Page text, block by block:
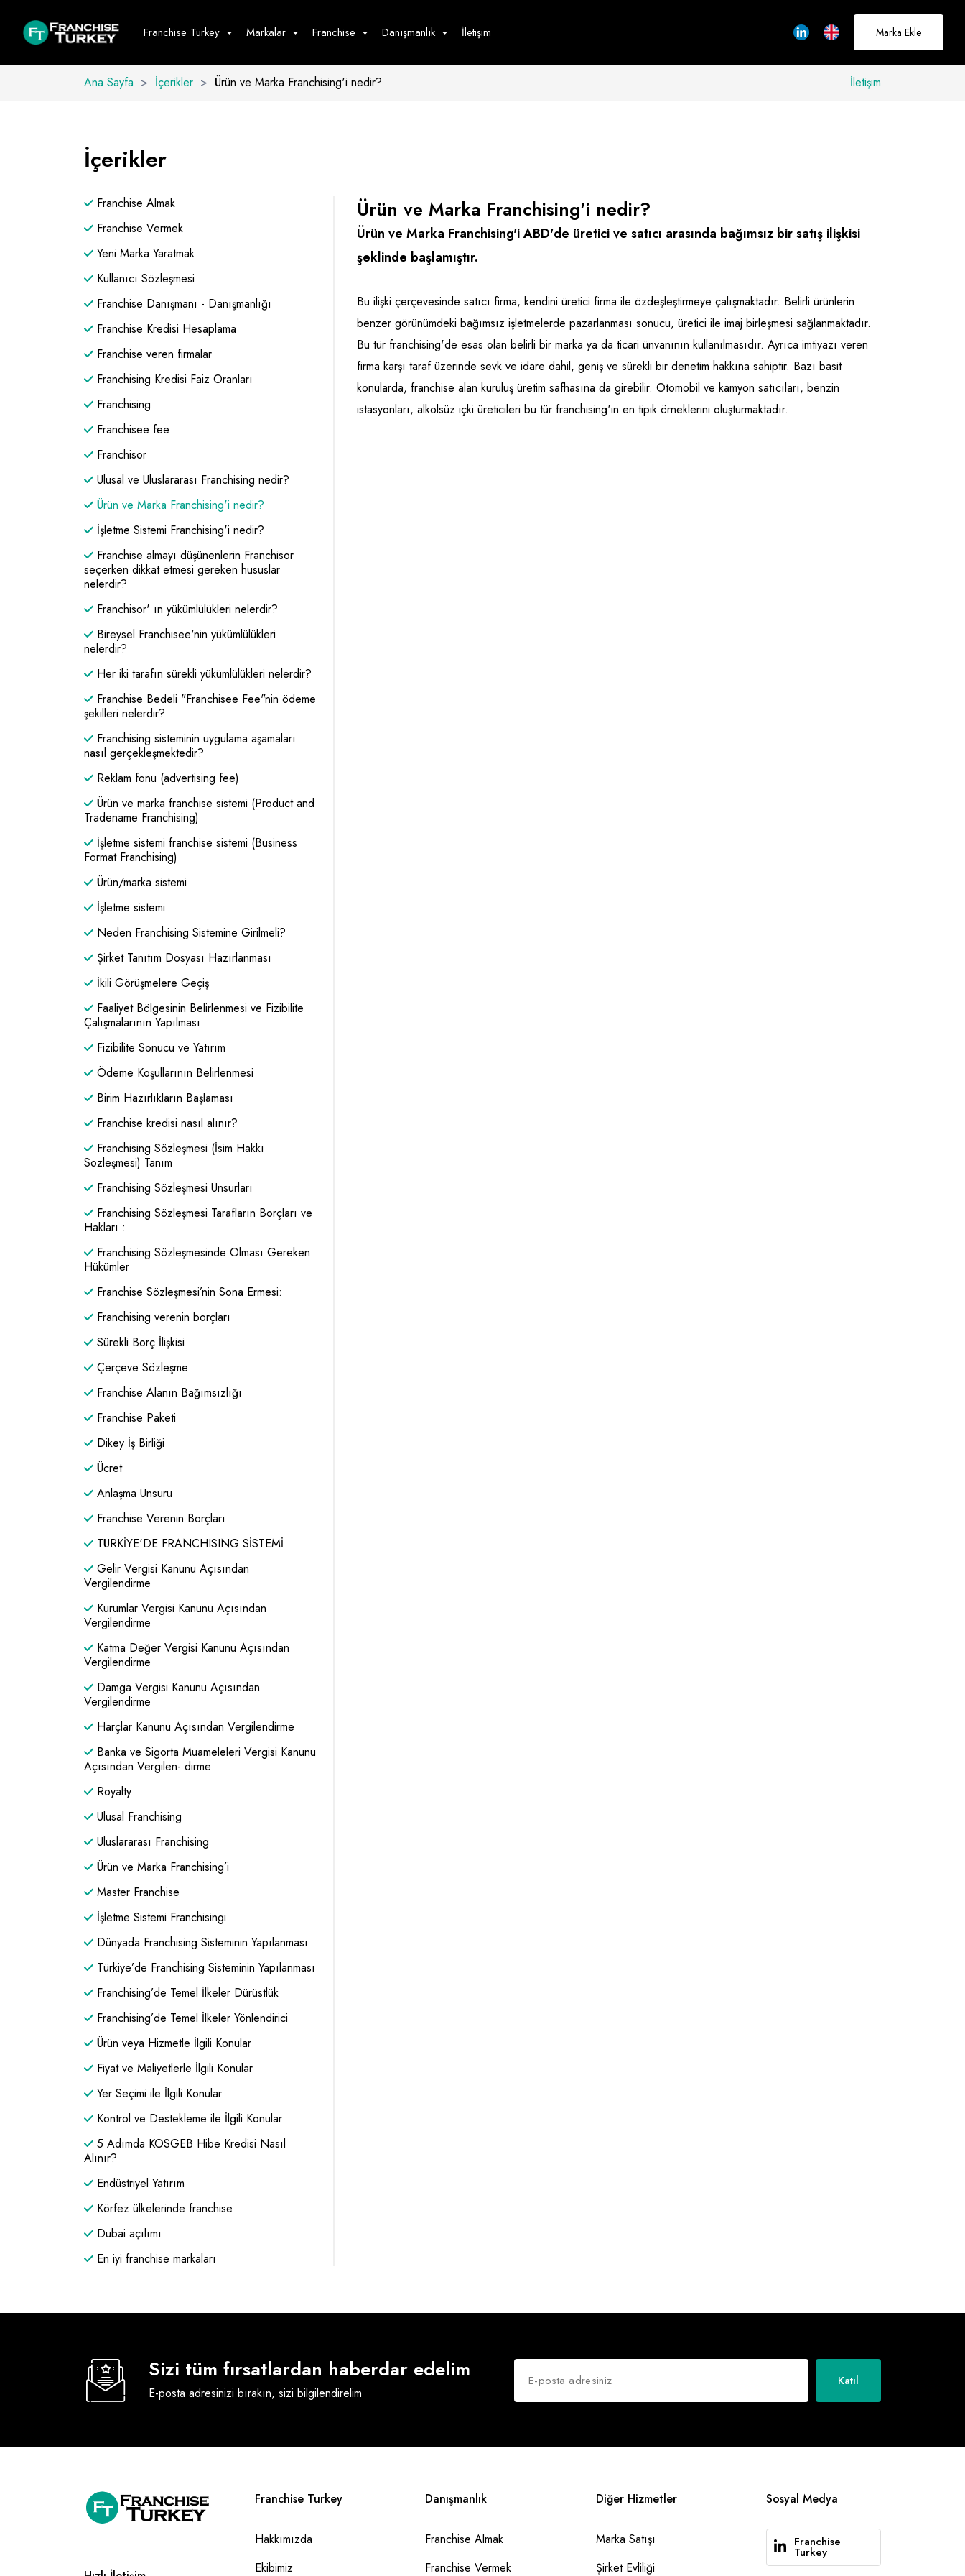
Franchise Turkey Markalar
Yiyecek - İçecek
dönüştürmek için
buradayız
Franchise Danışmanlık İletişim Marka Ekle
Ana Sayfa > İçerikler > Ürün ve Marka Franchising'i nedir? İletişim
İçerikler
Franchise Almak
Franchise Vermek
Yeni Marka Yaratmak
Kullanıcı Sözleşmesi
Franchise Danışmanı - Danışmanlığı
Franchise Kredisi Hesaplama
Franchise veren firmalar
Franchising Kredisi Faiz Oranları
Franchising
Franchisee fee
Franchisor
Ulusal ve Uluslararası Franchising nedir?
Ürün ve Marka Franchising'i nedir?
İşletme Sistemi Franchising'i nedir?
Franchise almayı düşünenlerin Franchisor
seçerken dikkat etmesi gereken hususlar
nelerdir?
Franchisor' ın yükümlülükleri nelerdir?
Bireysel Franchisee'nin yükümlülükleri
nelerdir?
Her iki tarafın sürekli yükümlülükleri nelerdir?
Franchise Bedeli "Franchisee Fee"nin ödeme
şekilleri nelerdir?
Franchising sisteminin uygulama aşamaları
nasıl gerçekleşmektedir?
Reklam fonu (advertising fee)
Ürün ve marka franchise sistemi (Product and
Tradename Franchising)
İşletme sistemi franchise sistemi (Business
Format Franchising)
Ürün/marka sistemi
İşletme sistemi
Neden Franchising Sistemine Girilmeli?
Şirket Tanıtım Dosyası Hazırlanması
İkili Görüşmelere Geçiş
Faaliyet Bölgesinin Belirlenmesi ve Fizibilite
Çalışmalarının Yapılması
Fizibilite Sonucu ve Yatırım
Ödeme Koşullarının Belirlenmesi
Birim Hazırlıkların Başlaması
Franchise kredisi nasıl alınır?
Franchising Sözleşmesi (İsim Hakkı
Sözleşmesi) Tanım
Franchising Sözleşmesi Unsurları
Franchising Sözleşmesi Tarafların Borçları ve
Hakları :
Franchising Sözleşmesinde Olması Gereken
Hükümler
Franchise Sözleşmesi’nin Sona Ermesi:
Franchising verenin borçları
Sürekli Borç İlişkisi
Çerçeve Sözleşme
Franchise Alanın Bağımsızlığı
Franchise Paketi
Dikey İş Birliği
Ücret
Anlaşma Unsuru
Franchise Verenin Borçları
TÜRKİYE'DE FRANCHISING SİSTEMİ
Gelir Vergisi Kanunu Açısından
Vergilendirme
Kurumlar Vergisi Kanunu Açısından
Vergilendirme
Katma Değer Vergisi Kanunu Açısından
Vergilendirme
Damga Vergisi Kanunu Açısından
Vergilendirme
Harçlar Kanunu Açısından Vergilendirme
Banka ve Sigorta Muameleleri Vergisi Kanunu
Açısından Vergilen- dirme
Royalty
Ulusal Franchising
Uluslararası Franchising
Ürün ve Marka Franchising’i
Master Franchise
İşletme Sistemi Franchisingi
Dünyada Franchising Sisteminin Yapılanması
Türkiye’de Franchising Sisteminin Yapılanması
Franchising’de Temel İlkeler Dürüstlük
Franchising’de Temel İlkeler Yönlendirici
Ürün veya Hizmetle İlgili Konular
Fiyat ve Maliyetlerle İlgili Konular
Yer Seçimi ile İlgili Konular
Kontrol ve Destekleme ile İlgili Konular
5 Adımda KOSGEB Hibe Kredisi Nasıl
Alınır?
Endüstriyel Yatırım
Körfez ülkelerinde franchise
Dubai açılımı
En iyi franchise markaları
Ürün ve Marka Franchising'i nedir?
Ürün ve Marka Franchising'i ABD'de üretici ve satıcı arasında bağımsız bir satış ilişkisi
şeklinde başlamıştır.
Bu ilişki çerçevesinde satıcı firma, kendini üretici firma ile özdeşleştirmeye çalışmaktadır. Belirli ürünlerin
benzer görünümdeki bağımsız işletmelerde pazarlanması sonucu, üretici ile imaj birleşmesi sağlanmaktadır.
Bu tür franchising'de esas olan belirli bir marka ya da ticari ünvanının kullanılmasıdır. Ayrıca imtiyazı veren
firma karşı taraf üzerinde sevk ve idare dahil, geniş ve sürekli bir denetim hakkına sahiptir. Bazı basit
konularda, franchise alan kuruluş üretim safhasına da girebilir. Otomobil ve kamyon satıcıları, benzin
istasyonları, alkolsüz içki üreticileri bu tür franchising'in en tipik örneklerini oluşturmaktadır.
Sizi tüm fırsatlardan haberdar edelim
E-posta adresinizi bırakın, sizi bilgilendirelim
Katıl
Franchise Turkey
Hakkımızda
Ekibimiz
Danışmanlık
Franchise Almak
Franchise Vermek
Diğer Hizmetler
Marka Satışı
Şirket Evliliği
Sosyal Medya
Franchise
Turkey